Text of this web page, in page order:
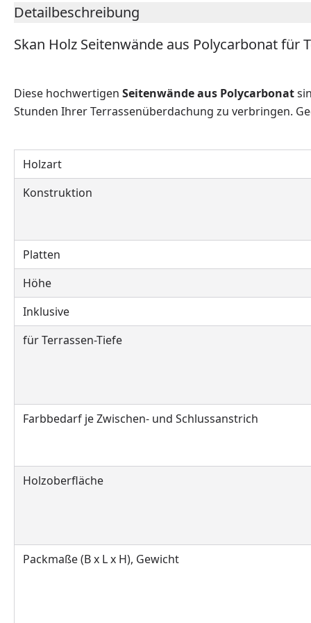
Detailbeschreibung
Skan Holz Seitenwände aus Polycarbonat für
Diese hochwertigen Seitenwände aus Polycarbonat
Stunden Ihrer Terrassenüberdachung zu verbringen.
Holzart
Konstruktion
Platten
Höhe
Inklusive
für Terrassen-Tiefe
Farbbedarf je Zwischen- und Schlussanstrich
Holzoberfläche
Packmaße (B x L x H), Gewicht